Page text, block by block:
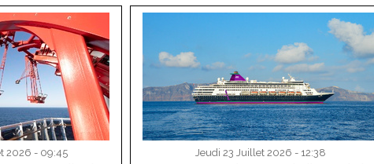
2026 - 09:45 Jeudi 23 Juillet 2026 - 12:38